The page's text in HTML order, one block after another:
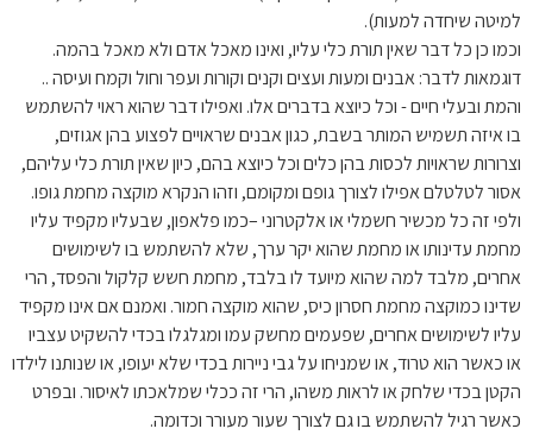
למיטה שיחדה למעות).
וכמו כן כל דבר שאין תורת כלי עליו, ואינו מאכל אדם ולא מאכל בהמה.
דוגמאות לדבר: אבנים ומעות ועצים וקנים וקורות ועפר וחול וקמח ועיסה ..
והמת ובעלי חיים - וכל כיוצא בדברים אלו. ואפילו דבר שהוא ראוי להשתמש
בו איזה תשמיש המותר בשבת, כגון אבנים שראויים לפצוע בהן אגוזים,
וצרורות שראויות לכסות בהן כלים וכל כיוצא בהם, כיון שאין תורת כלי עליהם,
אסור לטלטלם אפילו לצורך גופם ומקומם, וזהו הנקרא מוקצה מחמת גופו.
ולפי זה כל מכשיר חשמלי או אלקטרוני –כמו פלאפון, שבעליו מקפיד עליו
מחמת עדינותו או מחמת שהוא יקר ערך, שלא להשתמש בו לשימושים
אחרים, מלבד למה שהוא מיועד לו בלבד, מחמת חשש קלקול והפסד, הרי
שדינו כמוקצה מחמת חסרון כיס, שהוא מוקצה חמור. ואמנם אם אינו מקפיד
עליו לשימושים אחרים, שפעמים מחשק עמו ומגלגלו בכדי להשקיט עצביו
או כאשר הוא טרוד, או שמניחו על גבי ניירות בכדי שלא יעופו, או שנותנו לילדו
הקטן בכדי שלחק או לראות משהו, הרי זה ככלי שמלאכתו לאיסור. ובפרט
כאשר רגיל להשתמש בו גם לצורך שעור מעורר וכדומה.